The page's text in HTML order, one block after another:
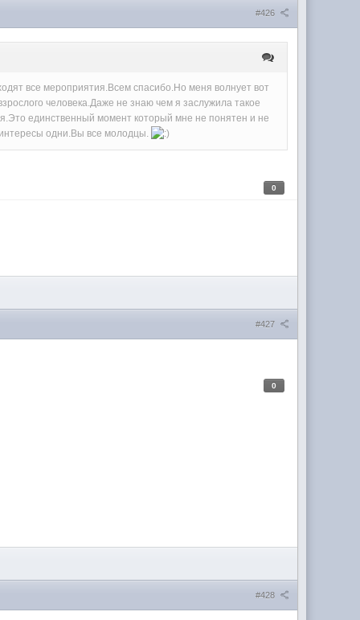
#426
все мероприятия.Всем спасибо.Но меня волнует вот
человека.Даже не знаю чем я заслужила такое
единственный момент который мне не понятен и не
одни.Вы все молодцы.
0
#427
0
#428